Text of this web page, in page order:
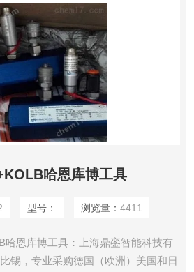
哈恩库博工具
型号： 浏览量： 4411
哈恩库博工具：上海鼎銮智能科技有
锡，专业采购德国（欧洲）美国和日